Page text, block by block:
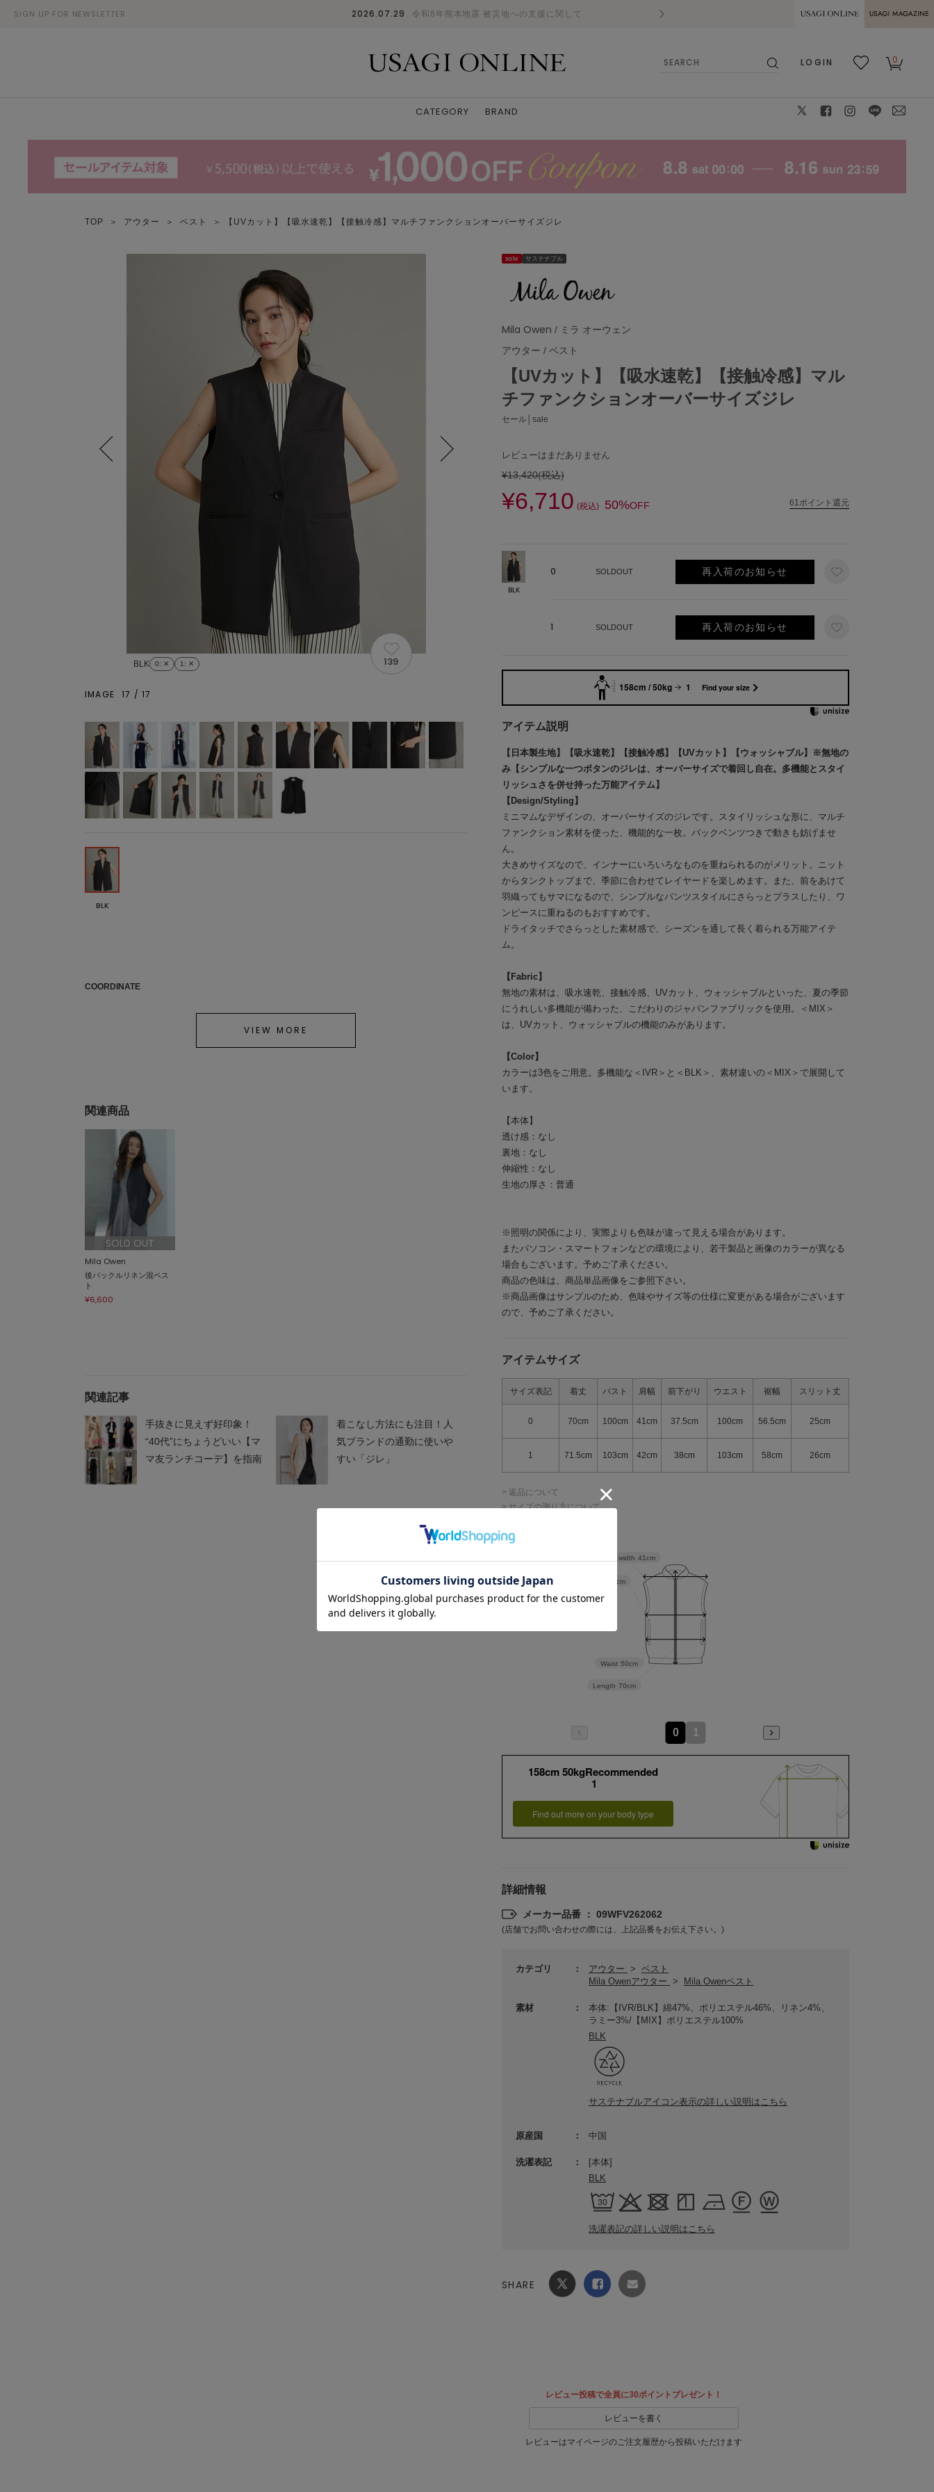
SIGN UP FOR NEWSLETTER 2026.07.29 令和8年熊本地震 被災地への支援に関して 熊本県熊本地方を震源とする地震の影響に
MAGAZINE
LOGIN
0
CATEGORY BRAND
TOP ＞ アウター ＞ ベスト ＞ 【UVカット】【吸水速乾】【接触冷感】マルチファンクションオーバーサイズジレ
sale サステナブル
Mila Owen / ミラ オーウェン
アウター / ベスト
【UVカット】【吸水速乾】【接触冷感】マル
チファンクションオーバーサイズジレ
セール│sale
レビューはまだありません
¥13,420(税込)
¥6,710 (税込) 50%OFF 61ポイント還元
BLK
0 SOLDOUT 再入荷のお知らせ
1 SOLDOUT 再入荷のお知らせ
158cm / 50kg 1 Find your size
アイテム説明
【日本製生地】【吸水速乾】【接触冷感】【UVカット】【ウォッシャブル】※無地の
み【シンプルな一つボタンのジレは、オーバーサイズで着回し自在。多機能とスタイ
リッシュさを併せ持った万能アイテム】
【Design/Styling】
ミニマムなデザインの、オーバーサイズのジレです。スタイリッシュな形に、マルチ
ファンクション素材を使った、機能的な一枚。バックベンツつきで動きも妨げませ
ん。
大きめサイズなので、インナーにいろいろなものを重ねられるのがメリット。ニット
からタンクトップまで、季節に合わせてレイヤードを楽しめます。また、前をあけて
羽織ってもサマになるので、シンプルなパンツスタイルにさらっとプラスしたり、ワ
ンピースに重ねるのもおすすめです。
ドライタッチでさらっとした素材感で、シーズンを通して長く着られる万能アイテ
ム。
【Fabric】
無地の素材は、吸水速乾、接触冷感、UVカット、ウォッシャブルといった、夏の季節
にうれしい多機能が備わった、こだわりのジャパンファブリックを使用。＜MIX＞
は、UVカット、ウォッシャブルの機能のみがあります。
【Color】
カラーは3色をご用意。多機能な＜IVR＞と＜BLK＞、素材違いの＜MIX＞で展開して
います。
【本体】
透け感：なし
裏地：なし
伸縮性：なし
生地の厚さ：普通
※照明の関係により、実際よりも色味が違って見える場合があります。
またパソコン・スマートフォンなどの環境により、若干製品と画像のカラーが異なる
場合もございます。予めご了承ください。
商品の色味は、商品単品画像をご参照下さい。
※商品画像はサンプルのため、色味やサイズ等の仕様に変更がある場合がございます
ので、予めご了承ください。
アイテムサイズ
サイズ表記 着丈 バスト 肩幅 前下がり ウエスト 裾幅 スリット丈
0 70cm 100cm 41cm 37.5cm 100cm 56.5cm 25cm
1 71.5cm 103cm 42cm 38cm 103cm 58cm 26cm
> 返品について
> サイズの測り方について
Length 70cm
Waist 50cm
50cm
Shoulder width 41cm
0 1
158cm 50kgRecommended
1
Find out more on your body type
詳細情報
メーカー品番 ： 09WFV262062
(店舗でお問い合わせの際には、上記品番をお伝え下さい。)
カテゴリ アウター > ベスト
Mila Owenアウター > Mila Owenベスト
素材
本体:【IVR/BLK】綿47%、ポリエステル46%、リネン4%、
ラミー3%/【MIX】ポリエステル100%
BLK
サステナブルアイコン表示の詳しい説明はこちら
原産国 中国
洗濯表記
[本体]
BLK
洗濯表記の詳しい説明はこちら
SHARE
BLK 0: ✕ 1 : ✕ 139
IMAGE 17 /17
BLK
COORDINATE
VIEW MORE
関連商品
SOLD OUT
Mila Owen
後バックルリネン混ベス
ト
¥6,600
関連記事
手抜きに見えず好印象！
“40代”にちょうどいい【マ
マ友ランチコーデ】を指南
着こなし方法にも注目！人
気ブランドの通勤に使いや
すい「ジレ」
レビュー投稿で全員に30ポイントプレゼント！
レビューを書く
レビューはマイページのご注文履歴から投稿いただけます